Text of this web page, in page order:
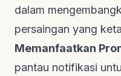
dalam
persaingan yang
Memanfaatkan
pantau notifikasi